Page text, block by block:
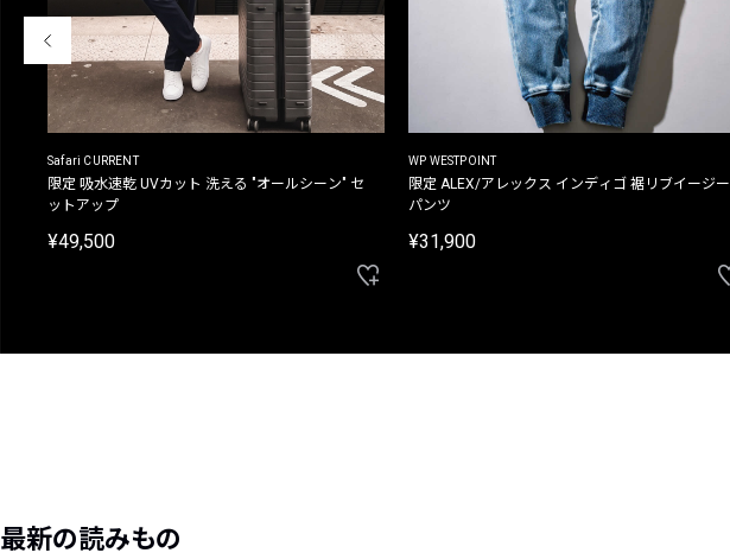
Safari CURRENT
限定 吸水速乾 UVカット 洗える "オールシーン" セ
ットアップ
¥49,500
WP WESTPOINT
限定 ALEX/アレックス インディゴ 裾リブイージー
パンツ
¥31,900
最新の読みもの